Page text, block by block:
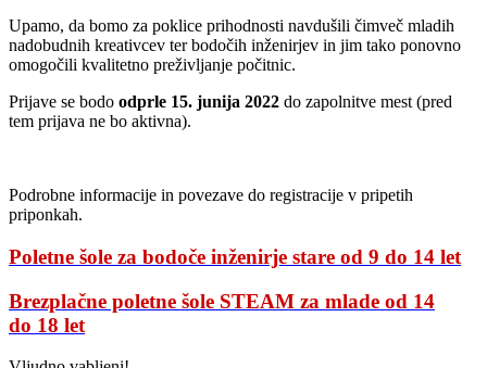
Upamo, da bomo za poklice prihodnosti navdušili čimveč mladih
nadobudnih kreativcev ter bodočih inženirjev in jim tako ponovno
omogočili kvalitetno preživljanje počitnic.
Prijave se bodo odprle 15. junija 2022 do zapolnitve mest (pred
tem prijava ne bo aktivna).
Podrobne informacije in povezave do registracije v pripetih
priponkah.
Poletne šole za bodoče inženirje stare od 9 do 14 let
Brezplačne poletne šole STEAM za mlade od 14
do 18 let